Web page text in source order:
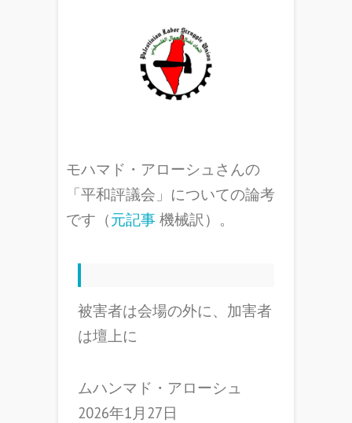
モハマド・アローシュさんの
「平和評議会」についての論考
です（元記事 機械訳）。
被害者は会場の外に、加害者
は壇上に
ムハンマド・アローシュ
2026年1月27日